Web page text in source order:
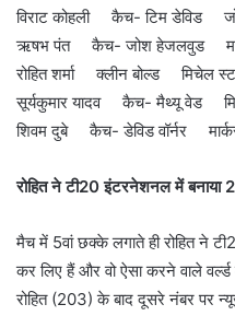
विराट कोहली कैच- टिम
ऋषभ पंत कैच- जोश हेजलवुड
रोहित शर्मा क्लीन बोल्ड
सूर्यकुमार यादव कैच- मैथ्यू वेड
शिवम दुबे कैच- डेविड वॉर्नर
रोहित ने टी20 इंटरनेशनल में बनाया
मैच में 5वां छक्के लगाते ही रोहित ने
कर लिए हैं और वो ऐसा करने वाले
रोहित (203) के बाद दूसरे नंबर पर